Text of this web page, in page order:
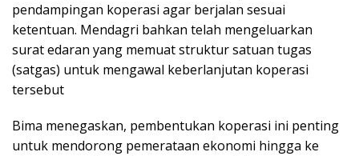
pendampingan koperasi agar berjalan sesuai
ketentuan. Mendagri bahkan telah mengeluarkan
surat edaran yang memuat struktur satuan tugas
(satgas) untuk mengawal keberlanjutan koperasi
tersebut
Bima menegaskan, pembentukan koperasi ini penting
untuk mendorong pemerataan ekonomi hingga ke